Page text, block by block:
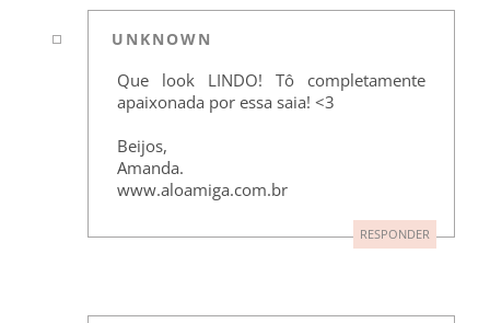
UNKNOWN
Que look LINDO! Tô completamente
apaixonada por essa saia! <3
Beijos,
Amanda.
www.aloamiga.com.br
RESPONDER